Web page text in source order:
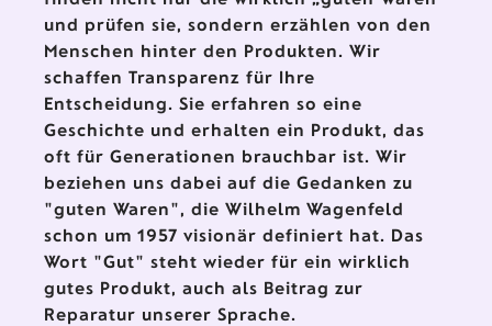
und prüfen sie, sondern erzählen von den
Menschen hinter den Produkten. Wir
schaffen Transparenz für Ihre
Entscheidung. Sie erfahren so eine
Geschichte und erhalten ein Produkt, das
oft für Generationen brauchbar ist. Wir
beziehen uns dabei auf die Gedanken zu
"guten Waren", die Wilhelm Wagenfeld
schon um 1957 visionär definiert hat. Das
Wort "Gut" steht wieder für ein wirklich
gutes Produkt, auch als Beitrag zur
Reparatur unserer Sprache.